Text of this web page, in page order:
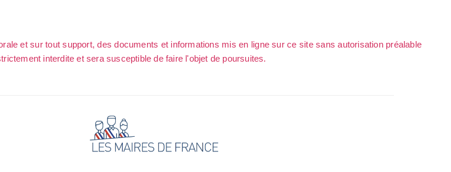
et sur tout support, des documents et informations mis en ligne sur ce site sans autorisation préalable
interdite et sera susceptible de faire l'objet de poursuites.